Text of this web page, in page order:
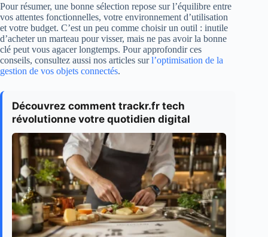
Pour résumer, une bonne sélection repose sur l’équilibre entre
vos attentes fonctionnelles, votre environnement d’utilisation
et votre budget. C’est un peu comme choisir un outil : inutile
d’acheter un marteau pour visser, mais ne pas avoir la bonne
clé peut vous agacer longtemps. Pour approfondir ces
conseils, consultez aussi nos articles surl’optimisation de la
gestion de vos objets connectés.
Découvrez comment trackr.fr tech
révolutionne votre quotidien digital